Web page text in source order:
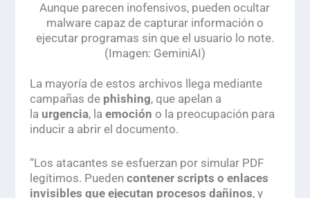
Aunque parecen inofensivos, pueden ocultar
malware capaz de capturar información o
ejecutar programas sin que el usuario lo note.
(Imagen: GeminiAI)
La mayoría de estos archivos llega mediante
campañas de phishing, que apelan a
la urgencia, la emoción o la preocupación para
inducir a abrir el documento.
“Los atacantes se esfuerzan por simular PDF
legítimos. Pueden contener scripts o enlaces
invisibles que ejecutan procesos dañinos, y